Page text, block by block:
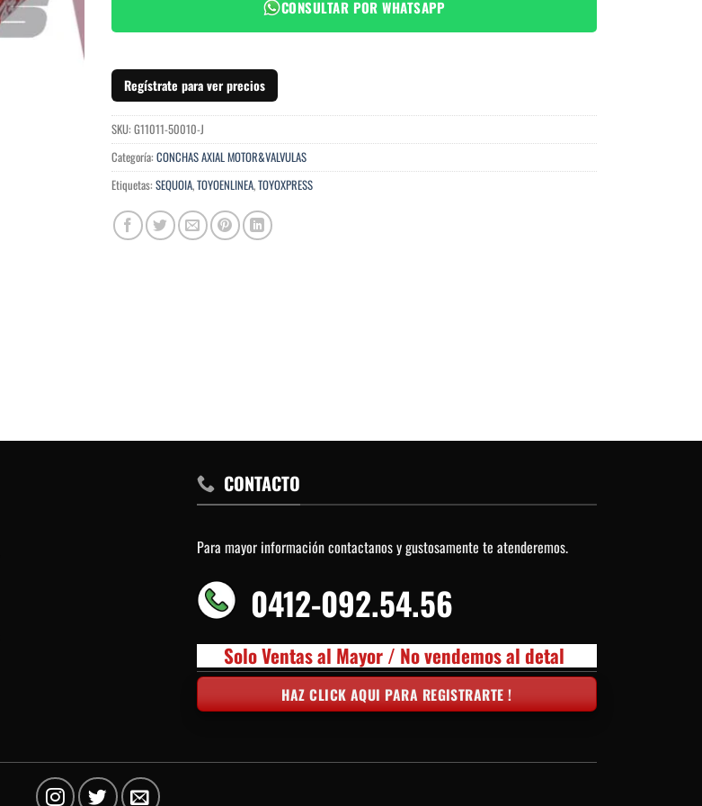
CONSULTAR POR WHATSAPP
Regístrate para ver precios
SKU: G11011-50010-J
Categoría: CONCHAS AXIAL MOTOR&VALVULAS
Etiquetas: SEQUOIA,TOYOENLINEA,TOYOXPRESS
CONTACTO
Para mayor información contactanos y gustosamente te atenderemos.
0412-092.54.56
Solo Ventas al Mayor / No vendemos al detal
HAZ CLICK AQUI PARA REGISTRARTE !